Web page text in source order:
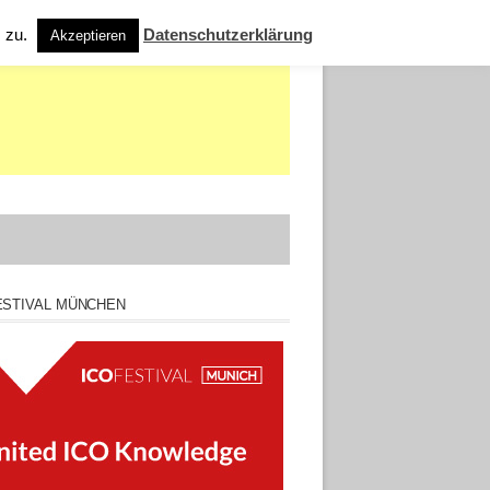
MÜNCHEN
zu. Akzeptieren Datenschutzerklärung